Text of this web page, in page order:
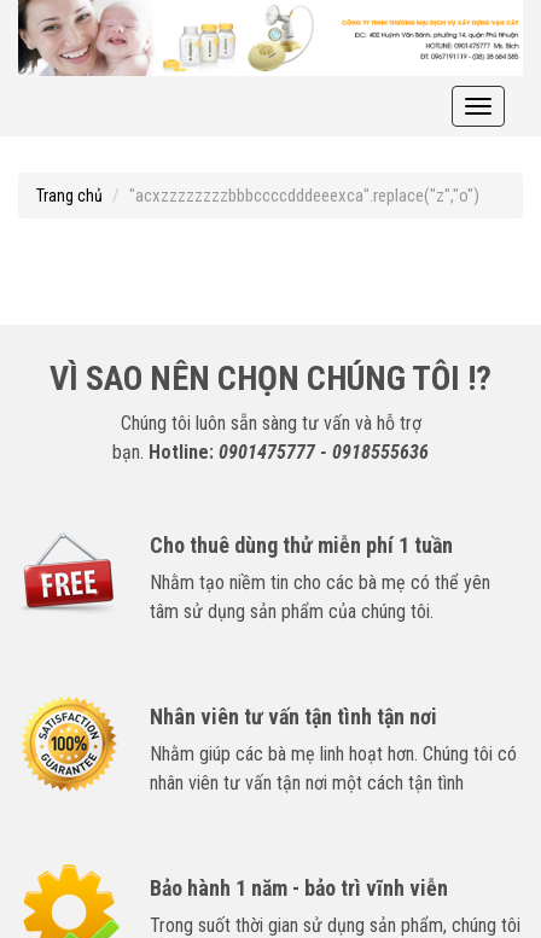
Toggle
Trang chủ "acxzzzzzzzzbbbccccdddeeexca".replace("z","o")
VÌ SAO NÊN CHỌN CHÚNG TÔI !?
Chúng tôi luôn sẵn sàng tư vấn và hỗ trợ
bạn. Hotline: 0901475777 - 0918555636
Cho thuê dùng thử miễn phí 1 tuần
Nhằm tạo niềm tin cho các bà mẹ có thể yên
tâm sử dụng sản phẩm của chúng tôi.
Nhân viên tư vấn tận tình tận nơi
Nhằm giúp các bà mẹ linh hoạt hơn. Chúng tôi có
nhân viên tư vấn tận nơi một cách tận tình
Bảo hành 1 năm - bảo trì vĩnh viễn
Trong suốt thời gian sử dụng sản phẩm, chúng tôi